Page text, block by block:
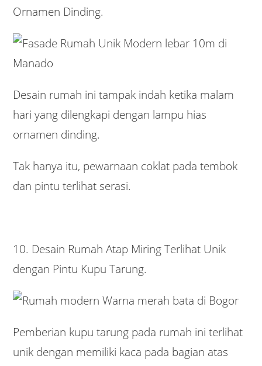
Ornamen Dinding.
Desain rumah ini tampak indah ketika malam
hari yang dilengkapi dengan lampu hias
ornamen dinding.
Tak hanya itu, pewarnaan coklat pada tembok
dan pintu terlihat serasi.
10. Desain Rumah Atap Miring Terlihat Unik
dengan Pintu Kupu Tarung.
Pemberian kupu tarung pada rumah ini terlihat
unik dengan memiliki kaca pada bagian atas